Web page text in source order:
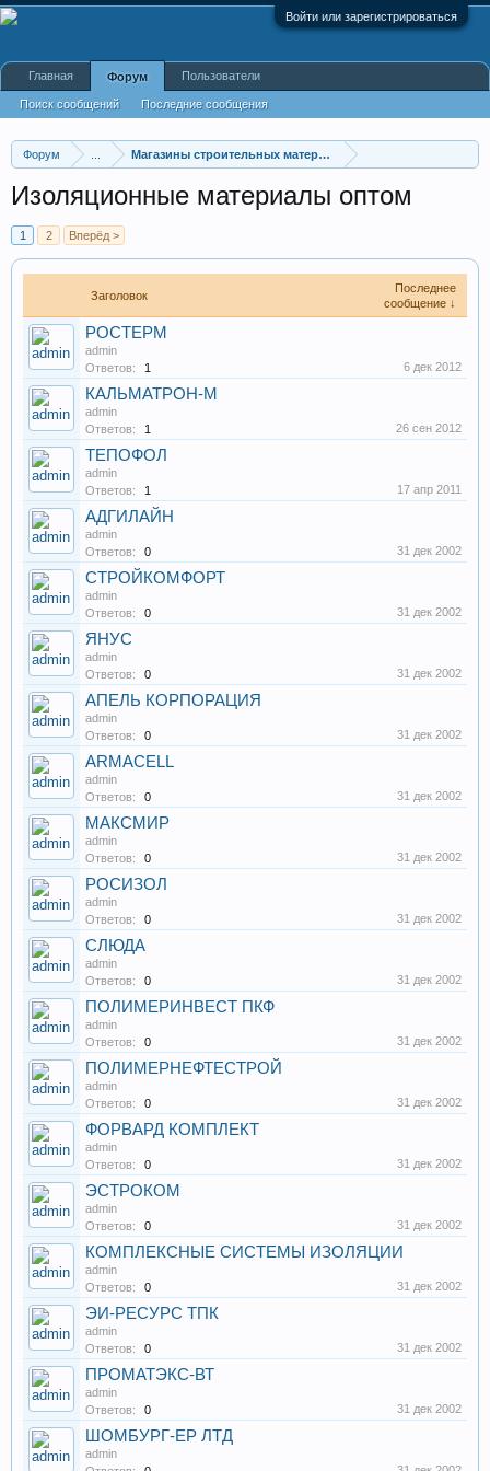
Войти или зарегистрироваться
Форум Магазины строительных материалов
Изоляционные материалы оптом
1 2 Вперёд >
Заголовок
Последнее
сообщение ↓
РОСТЕРМ
admin
Ответов:
1 6 дек 2012
КАЛЬМАТРОН-М
admin
Ответов:
1 26 сен 2012
ТЕПОФОЛ
admin
Ответов:
1 17 апр 2011
АДГИЛАЙН
admin
Ответов:
0 31 дек 2002
СТРОЙКОМФОРТ
admin
Ответов:
0 31 дек 2002
ЯНУС
admin
Ответов:
0 31 дек 2002
АПЕЛЬ КОРПОРАЦИЯ
admin
Ответов:
0 31 дек 2002
ARMACELL
admin
Ответов:
0 31 дек 2002
МАКСМИР
admin
Ответов:
0 31 дек 2002
РОСИЗОЛ
admin
Ответов:
0 31 дек 2002
СЛЮДА
admin
Ответов:
0 31 дек 2002
ПОЛИМЕРИНВЕСТ ПКФ
admin
Ответов:
0 31 дек 2002
ПОЛИМЕРНЕФТЕСТРОЙ
admin
Ответов:
0 31 дек 2002
ФОРВАРД КОМПЛЕКТ
admin
Ответов:
0 31 дек 2002
ЭСТРОКОМ
admin
Ответов:
0 31 дек 2002
КОМПЛЕКСНЫЕ СИСТЕМЫ ИЗОЛЯЦИИ
admin
Ответов:
0 31 дек 2002
ЭИ-РЕСУРС ТПК
admin
Ответов:
0 31 дек 2002
ПРОМАТЭКС-ВТ
admin
Ответов:
0 31 дек 2002
ШОМБУРГ-ЕР ЛТД
admin
Главная Форум
Поиск сообщений Последние сообщения
Пользователи